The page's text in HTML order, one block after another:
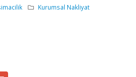
Kurumsal Nakliyat